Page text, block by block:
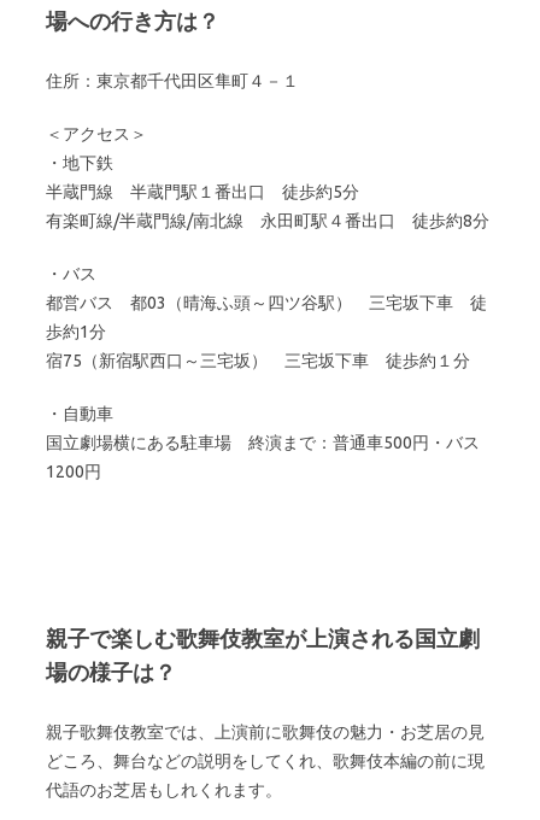
場への行き方は？
住所：東京都千代田区隼町４－１
＜アクセス＞
・地下鉄
半蔵門線 半蔵門駅１番出口 徒歩約5分
有楽町線/半蔵門線/南北線 永田町駅４番出口 徒歩約8分
・バス
都営バス 都03（晴海ふ頭～四ツ谷駅） 三宅坂下車 徒
歩約1分
宿75（新宿駅西口～三宅坂） 三宅坂下車 徒歩約１分
・自動車
国立劇場横にある駐車場 終演まで：普通車500円・バス
1200円
親子で楽しむ歌舞伎教室が上演される国立劇
場の様子は？
親子歌舞伎教室では、上演前に歌舞伎の魅力・お芝居の見
どころ、舞台などの説明をしてくれ、歌舞伎本編の前に現
代語のお芝居もしれくれます。